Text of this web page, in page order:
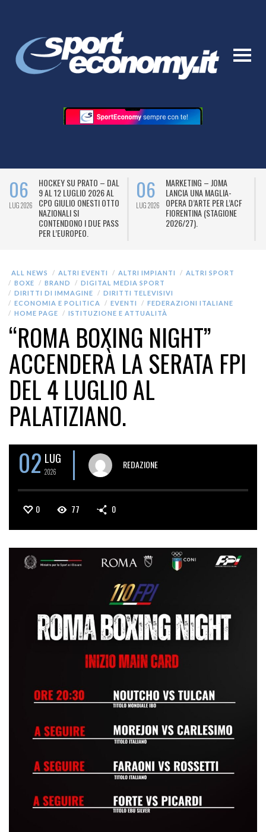
06
LUG 2026
HOCKEY SU PRATO – DAL
9 AL 12 LUGLIO 2026 AL
CPO GIULIO ONESTI OTTO
NAZIONALI SI
CONTENDONO I DUE PASS
PER L’EUROPEO.
06
LUG 2026
MARKETING – JOMA
LANCIA UNA MAGLIA-
OPERA D’ARTE PER L’ACF
FIORENTINA (STAGIONE
2026/27).
ALL NEWS ALTRI EVENTI ALTRI IMPIANTI
ALTRI SPORT
BOXE
BRAND
DIGITAL MEDIA SPORT
DIRITTI DI IMMAGINE
DIRITTI TELEVISIVI
ECONOMIA E POLITICA
EVENTI
FEDERAZIONI ITALIANE
HOME PAGE
ISTITUZIONE E ATTUALITÀ
“ROMA BOXING NIGHT”
ACCENDERÀ LA SERATA FPI
DEL 4 LUGLIO AL
PALATIZIANO.
02 LUG
2026
REDAZIONE
0 77 0